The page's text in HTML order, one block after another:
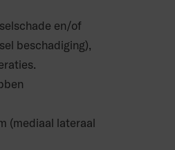
en/of
beschadiging),
(mediaal lateraal